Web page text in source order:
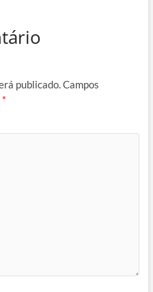
publicado.Campos
*